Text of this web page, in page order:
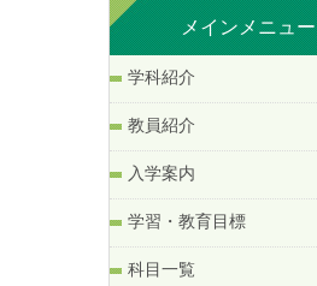
メインメニュー
学科紹介
教員紹介
入学案内
学習・教育目標
科目一覧